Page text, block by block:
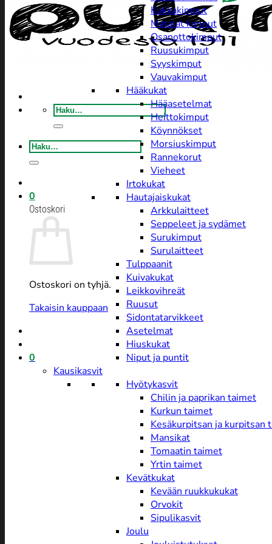
Etsi:
Etsi:
0
Ostoskori
Ostoskori on tyhjä.
Takaisin kauppaan
0
Kukkakimput
Matalat kimput
Osanottokimput
Ruusukimput
Syyskimput
Vauvakimput
Hääkukat
Hääasetelmat
Heittokimput
Köynnökset
Morsiuskimput
Rannekorut
Vieheet
Irtokukat
Hautajaiskukat
Arkkulaitteet
Seppeleet ja sydämet
Surukimput
Surulaitteet
Tulppaanit
Kuivakukat
Leikkovihreät
Ruusut
Sidontatarvikkeet
Asetelmat
Hiuskukat
Niput ja puntit
Kausikasvit
Hyötykasvit
Chilin ja paprikan taimet
Kurkun taimet
Kesäkurpitsan ja kurpitsan
Mansikat
Tomaatin taimet
Yrtin taimet
Kevätkukat
Kevään ruukkukukat
Orvokit
Sipulikasvit
Joulu